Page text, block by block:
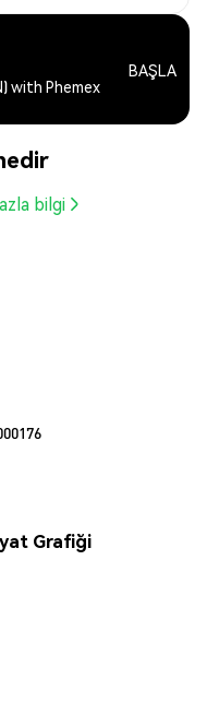
with Phemex
BAŞLA
bilgi
Grafiği